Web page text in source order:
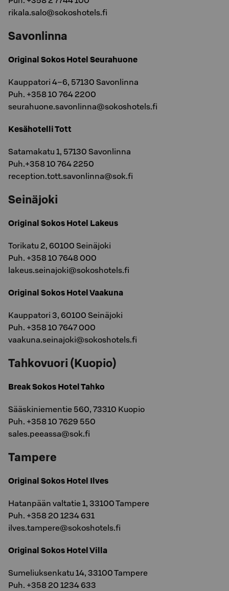
rikala.salo@sokoshotels.fi
Savonlinna
Original Sokos Hotel Seurahuone
Kauppatori 4–6, 57130 Savonlinna
Puh. +358 10 764 2200
seurahuone.savonlinna@sokoshotels.fi
Kesähotelli Tott
Satamakatu 1, 57130 Savonlinna
Puh.+358 10 764 2250
reception.tott.savonlinna@sok.fi
Seinäjoki
Original Sokos Hotel Lakeus
Torikatu 2, 60100 Seinäjoki
Puh. +358 10 7648 000
lakeus.seinajoki@sokoshotels.fi
Original Sokos Hotel Vaakuna
Kauppatori 3, 60100 Seinäjoki
Puh. +358 10 7647 000
vaakuna.seinajoki@sokoshotels.fi
Tahkovuori (Kuopio)
Break Sokos Hotel Tahko
Sääskiniementie 560, 73310 Kuopio
Puh. +358 10 7629 550
sales.peeassa@sok.fi
Tampere
Original Sokos Hotel Ilves
Hatanpään valtatie 1, 33100 Tampere
Puh. +358 20 1234 631
ilves.tampere@sokoshotels.fi
Original Sokos Hotel Villa
Sumeliuksenkatu 14, 33100 Tampere
Puh. +358 20 1234 633